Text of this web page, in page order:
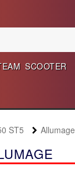
SCOOTER
ST5 Allumage